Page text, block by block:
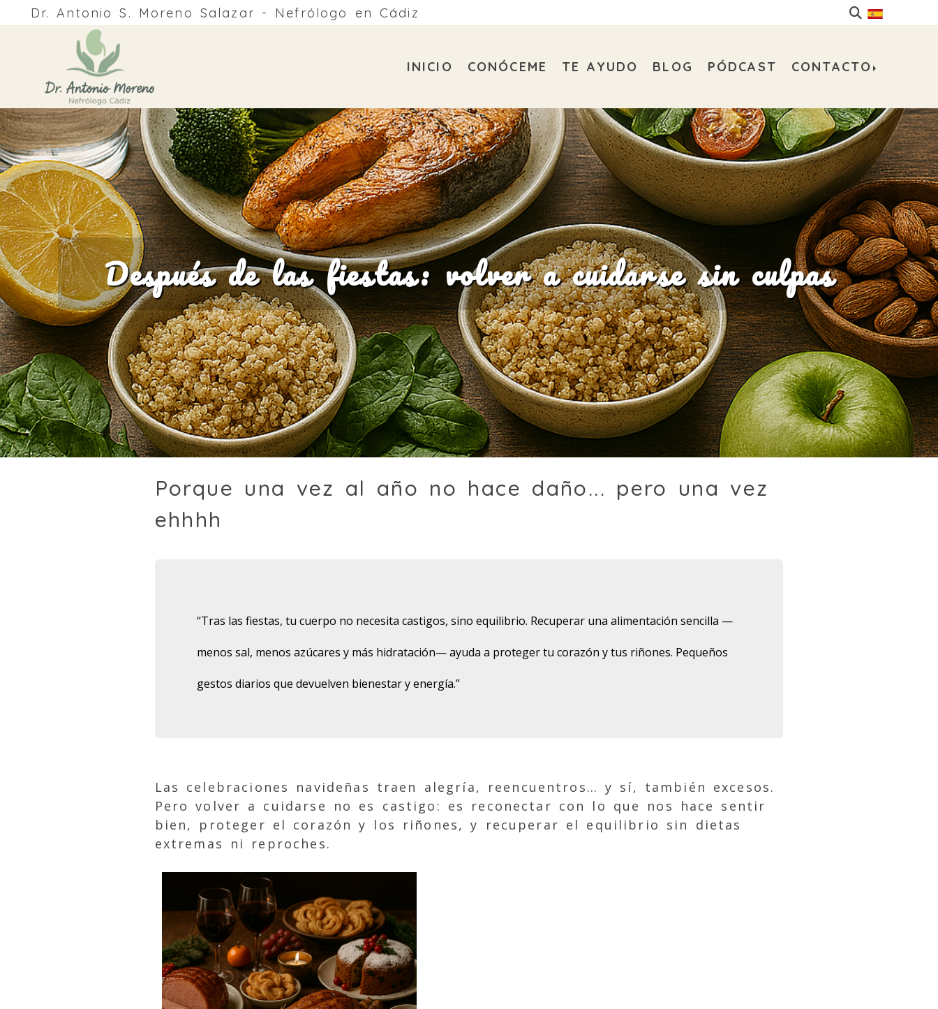
Dr. Antonio S. Moreno Salazar - Nefrólogo en Cádiz
INICIO CONÓCEME TE AYUDO BLOG PÓDCAST CONTACTO
Después de las fiestas: volver a cuidarse sin culpas
Porque una vez al año no hace daño... pero una vez
ehhhh
“Tras las fiestas, tu cuerpo no necesita castigos, sino equilibrio. Recuperar una alimentación sencilla —
menos sal, menos azúcares y más hidratación— ayuda a proteger tu corazón y tus riñones. Pequeños
gestos diarios que devuelven bienestar y energía.”
Las celebraciones navideñas traen alegría, reencuentros… y sí, también excesos.
Pero volver a cuidarse no es castigo: es reconectar con lo que nos hace sentir
bien, proteger el corazón y los riñones, y recuperar el equilibrio sin dietas
extremas ni reproches.